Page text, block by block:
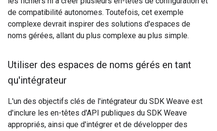
de compatibilité autonomes. Toutefois, cet exemple
complexe devrait inspirer des solutions d'espaces de
noms gérées, allant du plus complexe au plus simple.
Utiliser des espaces de noms gérés en tant
qu'intégrateur
L'un des objectifs clés de l'intégrateur du SDK Weave est
d'inclure les en-têtes d'API publiques du SDK Weave
appropriés, ainsi que d'intégrer et de développer des